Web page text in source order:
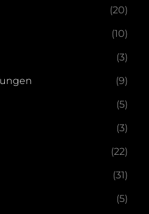
(20)
(10)
(3)
(9)
(5)
(3)
(22)
(31)
(5)